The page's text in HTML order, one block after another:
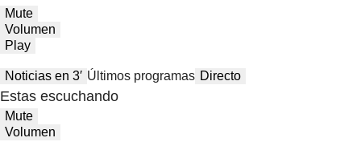
Mute
Volumen
Play
Noticias en 3′ Últimos programas Directo
Estas escuchando
Mute
Volumen